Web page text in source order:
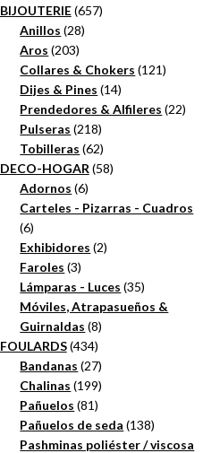
productos
BIJOUTERIE 657657
Anillos 2828
Aros 203203
productos
Collares & Chokers 121121
Dijes & Pines 1414
productos
Prendedores & Alfileres 2222
Pulseras 218218
productos
Tobilleras 6262
productos
DECO-HOGAR 5858
Adornos 66
productos
Carteles - Pizarras - Cuadros
66
productos
Exhibidores 22
Faroles 33
productos
Lámparas - Luces 3535
productos
Móviles, Atrapasueños &
Guirnaldas 88
FOULARDS 434434
productos
Bandanas 2727
productos
Chalinas 199199
Pañuelos 8181
productos
Pañuelos de seda 138138
productos
Pashminas poliéster / viscosa